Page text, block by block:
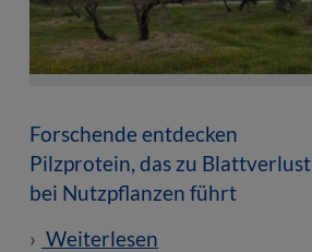
Forschende entdecken
Pilzprotein, das zu Blattverlust
bei Nutzpflanzen führt
Weiterlesen